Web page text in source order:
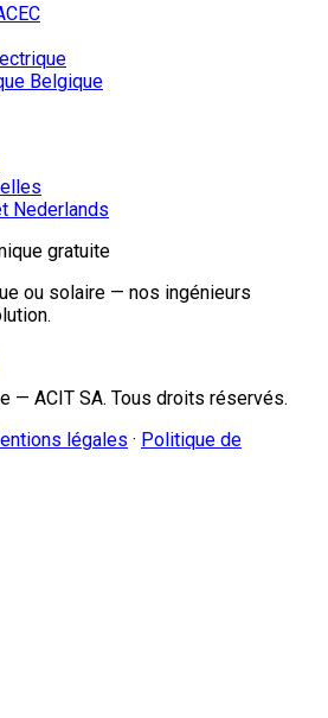
Belgique
Nederlands
gratuite
ou solaire — nos ingénieurs
— ACIT SA. Tous droits réservés.
légales · Politique de